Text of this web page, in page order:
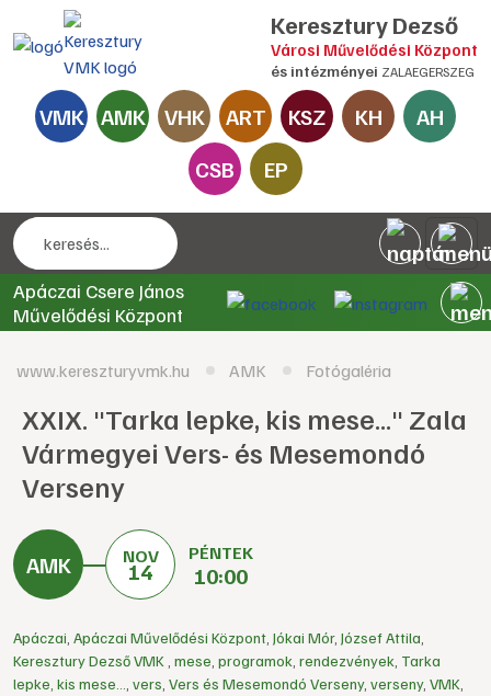
Keresztury Dezső
Városi Művelődési Központ
és intézményei ZALAEGERSZEG
VMK AMK VHK ART KSZ KH
AH
CSB
EP
Apáczai Csere János
Művelődési Központ
www.kereszturyvmk.hu AMK Fotógaléria
XXIX. "Tarka lepke, kis mese..." Zala
Vármegyei Vers- és Mesemondó
Verseny
NOV
14
PÉNTEK
10:00
Apáczai Apáczai Művelődési Központ Jókai Mór, József Attila
Keresztury Dezső VMK mese programok rendezvények Tarka
lepke, kis mese...
vers Vers és Mesemondó Verseny, verseny, VMK